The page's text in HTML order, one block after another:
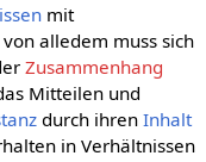
mit
alledem muss sich
Zusammenhang
Mitteilen und
durch ihren Inhalt
in Verhältnissen